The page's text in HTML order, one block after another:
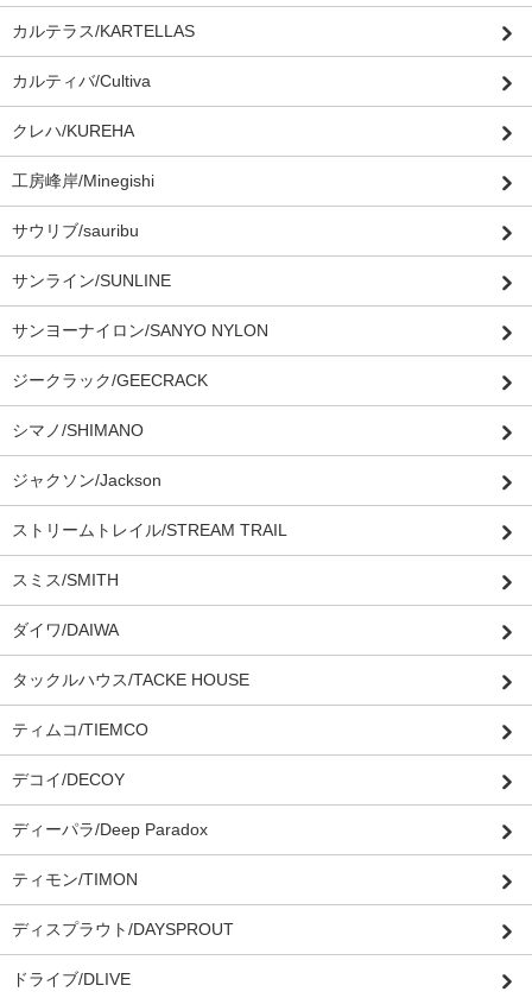
カルテラス/KARTELLAS
カルティバ/Cultiva
クレハ/KUREHA
工房峰岸/Minegishi
サウリブ/sauribu
サンライン/SUNLINE
サンヨーナイロン/SANYO NYLON
ジークラック/GEECRACK
シマノ/SHIMANO
ジャクソン/Jackson
ストリームトレイル/STREAM TRAIL
スミス/SMITH
ダイワ/DAIWA
タックルハウス/TACKE HOUSE
ティムコ/TIEMCO
デコイ/DECOY
ディーパラ/Deep Paradox
ティモン/TIMON
ディスプラウト/DAYSPROUT
ドライブ/DLIVE